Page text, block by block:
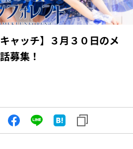
ャッチ】３月３０日のメ
募集！